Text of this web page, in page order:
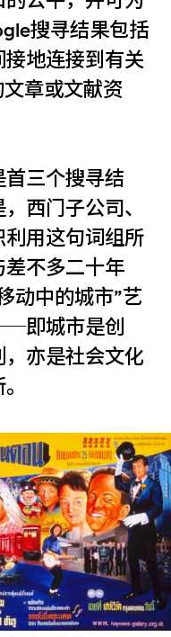
搜寻结果包括
地连接到有关
章或文献资
三个搜寻结
西门子公司、
用这句词组所
不多二十年
动中的城市”艺
即城市是创
亦是社会文化